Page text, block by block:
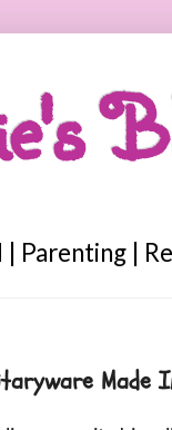
Parenting |
Made